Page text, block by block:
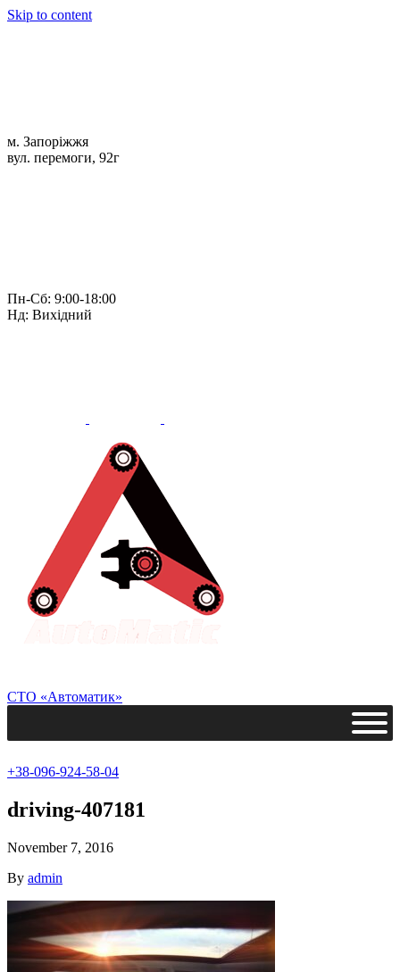
Skip to content
м. Запоріжжя
вул. перемоги, 92г
Пн-Сб: 9:00-18:00
Нд: Вихідний
СТО «Автоматик»
+38-096-924-58-04
driving-407181
November 7, 2016
By admin